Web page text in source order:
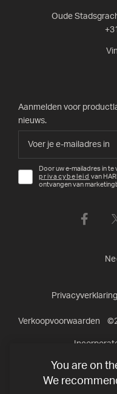
Oude
Aanmelden voor
nieuws.
Door uw e-mailadres in
privacybeleid van
ontvangen van
Privacyverklaring
Verkoopvoorwaarden ©
You are on
We